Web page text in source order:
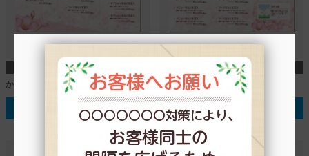
A4
かんたんレイアウト_春_裏面
テンプレートを選択する
A4
かんたんレイアウト_春_裏面
テンプレートを選択する